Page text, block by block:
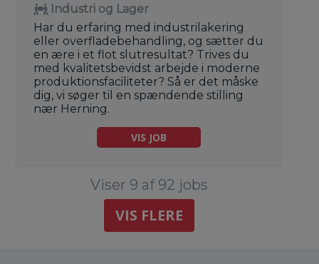
Industri og Lager
Har du erfaring med industrilakering
eller overfladebehandling, og sætter du
en ære i et flot slutresultat? Trives du
med kvalitetsbevidst arbejde i moderne
produktionsfaciliteter? Så er det måske
dig, vi søger til en spændende stilling
nær Herning.
VIS JOB
Viser 9 af 92 jobs
VIS FLERE